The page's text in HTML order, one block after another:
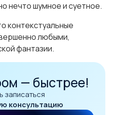
нечто шумное и суетное.
контекстуальные
любыми,
фантазии.
— быстрее!
записаться
консультацию